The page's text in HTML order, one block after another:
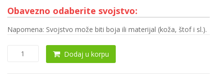
Obavezno odaberite svojstvo:
Napomena: Svojstvo može biti boja ili materijal (koža, štof i sl.).
Trpezarijska
stolica
Dodaj u korpu